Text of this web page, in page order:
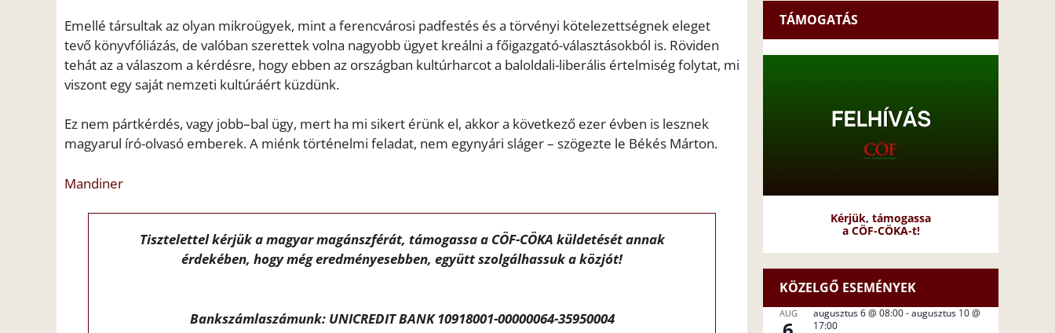
Emellé társultak az olyan mikroügyek, mint a ferencvárosi padfestés és a törvényi kötelezettségnek eleget
tevő könyvfóliázás, de valóban szerettek volna nagyobb ügyet kreálni a főigazgató-választásokból is. Röviden
tehát az a válaszom a kérdésre, hogy ebben az országban kultúrharcot a baloldali-liberális értelmiség folytat, mi
viszont egy saját nemzeti kultúráért küzdünk.
Ez nem pártkérdés, vagy jobb–bal ügy, mert ha mi sikert érünk el, akkor a következő ezer évben is lesznek
magyarul író-olvasó emberek. A miénk történelmi feladat, nem egynyári sláger– szögezte le Békés Márton.
Mandiner
Tisztelettel kérjük a magyar magánszférát, támogassa a CÖF-CÖKA küldetését annak
érdekében, hogy még eredményesebben, együtt szolgálhassuk a közjót!
Bankszámlaszámunk: UNICREDIT BANK 10918001-00000064-35950004
TÁMOGATÁS
Kérjük, támogassa
a CÖF-CÖKA-t!
KÖZELGŐ ESEMÉNYEK
AUG augusztus 6 @ 08:00-augusztus 10 @
17:00